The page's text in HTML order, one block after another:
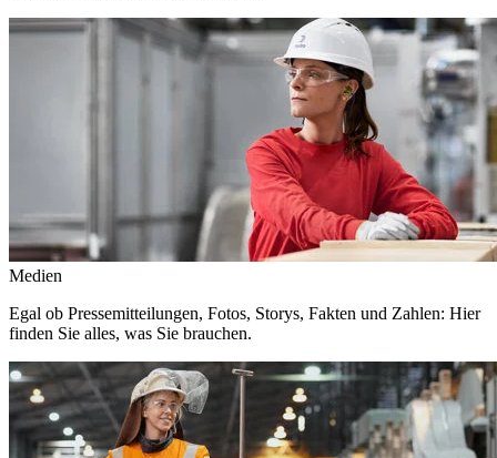
Medien
Egal ob Pressemitteilungen, Fotos, Storys, Fakten und Zahlen: Hier
finden Sie alles, was Sie brauchen.